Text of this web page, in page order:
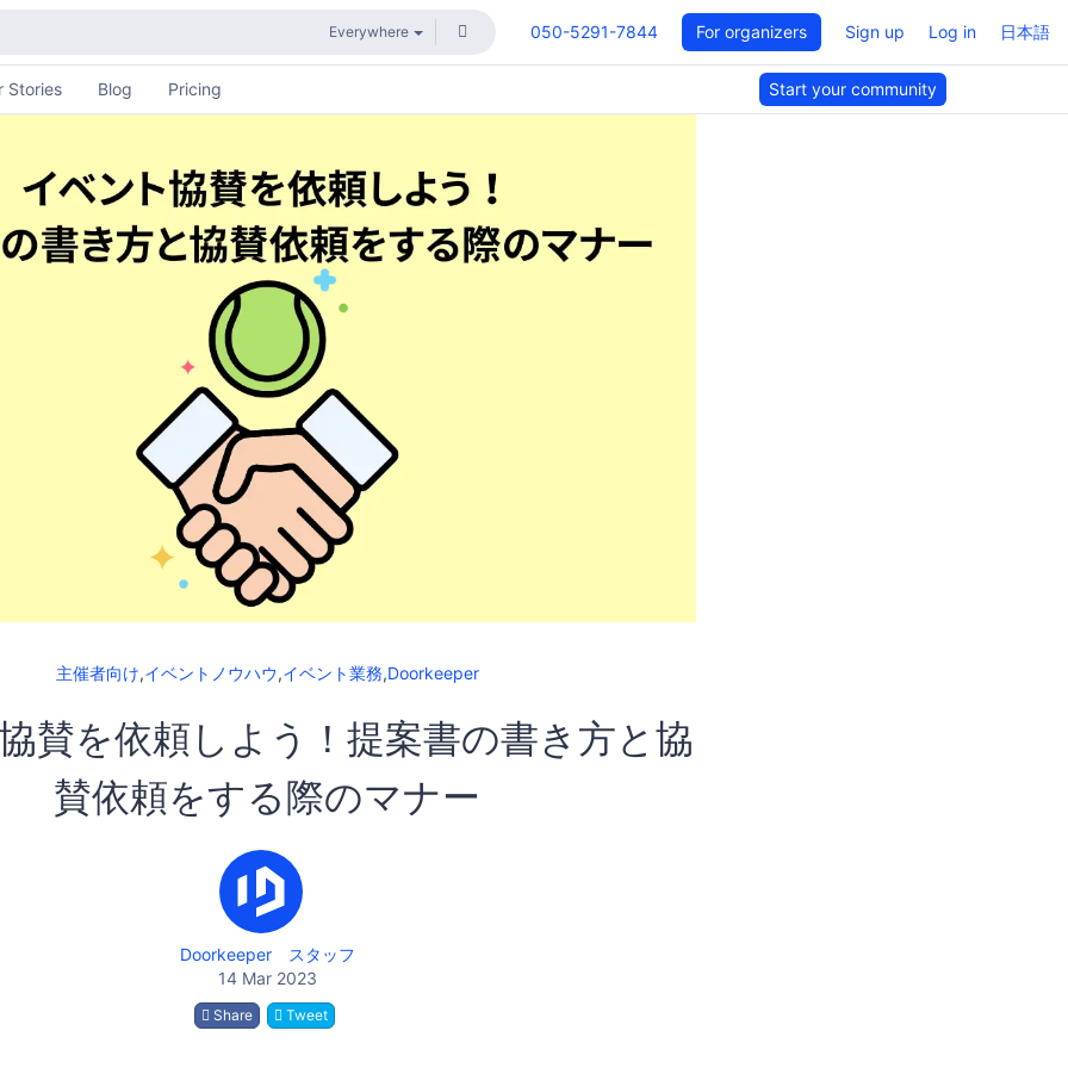
050-5291-7844 For organizers Sign up Log in 日本語
Stories Blog Pricing Start your community
主催者向け,イベントノウハウ,イベント業務,Doorkeeper
賛を依頼しよう！提案書の書き方と協
賛依頼をする際のマナー
Doorkeeper スタッフ
14 Mar 2023
Share Tweet